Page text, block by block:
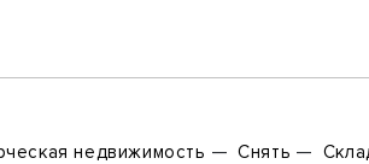
недвижимость Снять